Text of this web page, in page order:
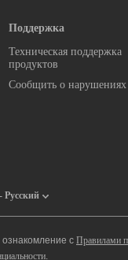
Поддержка
Техническая поддержка
продуктов
Сообщить о нарушениях
Русский
ознакомление с Правилами
.